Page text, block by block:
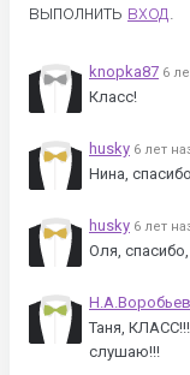
выполнить вход.
knopka87 6
Класс!
husky 6 лет
Нина,
husky 6 лет
Оля,
Таня,
слушаю!!!